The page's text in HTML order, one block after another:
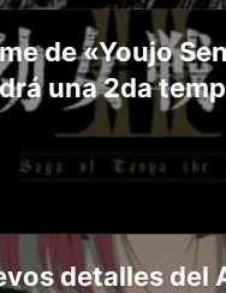
de «Youjo
una 2da
detalles del